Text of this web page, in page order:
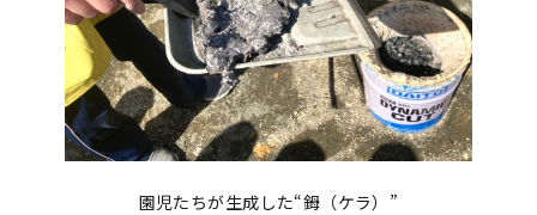
園児たちが生成した“鉧（ケラ）”